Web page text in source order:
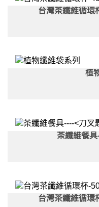
台灣茶纖維循環
植
茶纖維餐
台灣茶纖維循環